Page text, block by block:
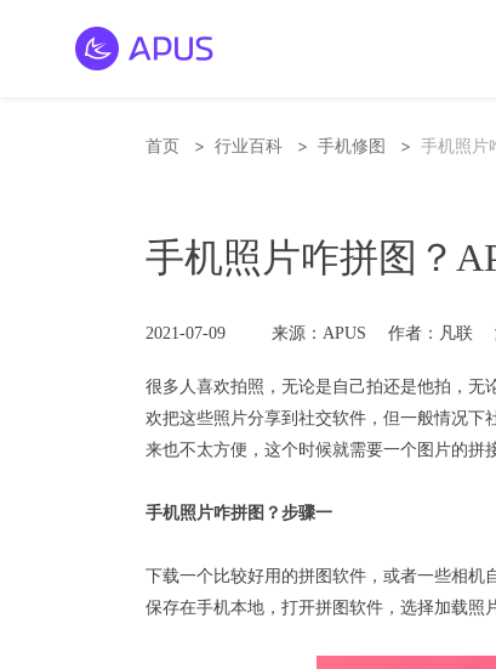
首页 > 行业百科 > 手机修图 > 手机照片
手机照片咋拼图？
2021-07-09 来源：APUS 作者：凡联
很多人喜欢拍照，无论是自己拍还是他拍，无
欢把这些照片分享到社交软件，但一般情况下
来也不太方便，这个时候就需要一个图片的拼
手机照片咋拼图？步骤一
下载一个比较好用的拼图软件 ，或者一些相机
保存在手机本地，打开拼图软件，选择加载照